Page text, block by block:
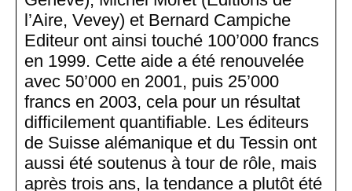
l’Aire, Vevey) et Bernard Campiche
Editeur ont ainsi touché 100’000 francs
en 1999. Cette aide a été renouvelée
avec 50’000 en 2001, puis 25’000
francs en 2003, cela pour un résultat
difficilement quantifiable. Les éditeurs
de Suisse alémanique et du Tessin ont
aussi été soutenus à tour de rôle, mais
après trois ans, la tendance a plutôt été